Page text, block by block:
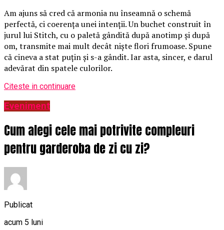
Am ajuns să cred că armonia nu înseamnă o schemă
perfectă, ci coerența unei intenții. Un buchet construit în
jurul lui Stitch, cu o paletă gândită după anotimp și după
om, transmite mai mult decât niște flori frumoase. Spune
că cineva a stat puțin și s-a gândit. Iar asta, sincer, e darul
adevărat din spatele culorilor.
Citeste in continuare
Eveniment
Cum alegi cele mai potrivite compleuri
pentru garderoba de zi cu zi?
Publicat
acum 5 luni